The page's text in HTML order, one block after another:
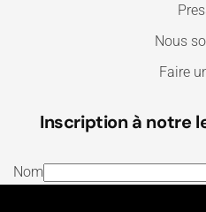
Nous
Faire
Inscription à notre
Nom